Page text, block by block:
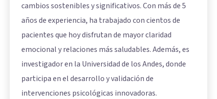
cambios sostenibles y significativos. Con más de 5
años de experiencia, ha trabajado con cientos de
pacientes que hoy disfrutan de mayor claridad
emocional y relaciones más saludables. Además, es
investigador en la Universidad de los Andes, donde
participa en el desarrollo y validación de
intervenciones psicológicas innovadoras.